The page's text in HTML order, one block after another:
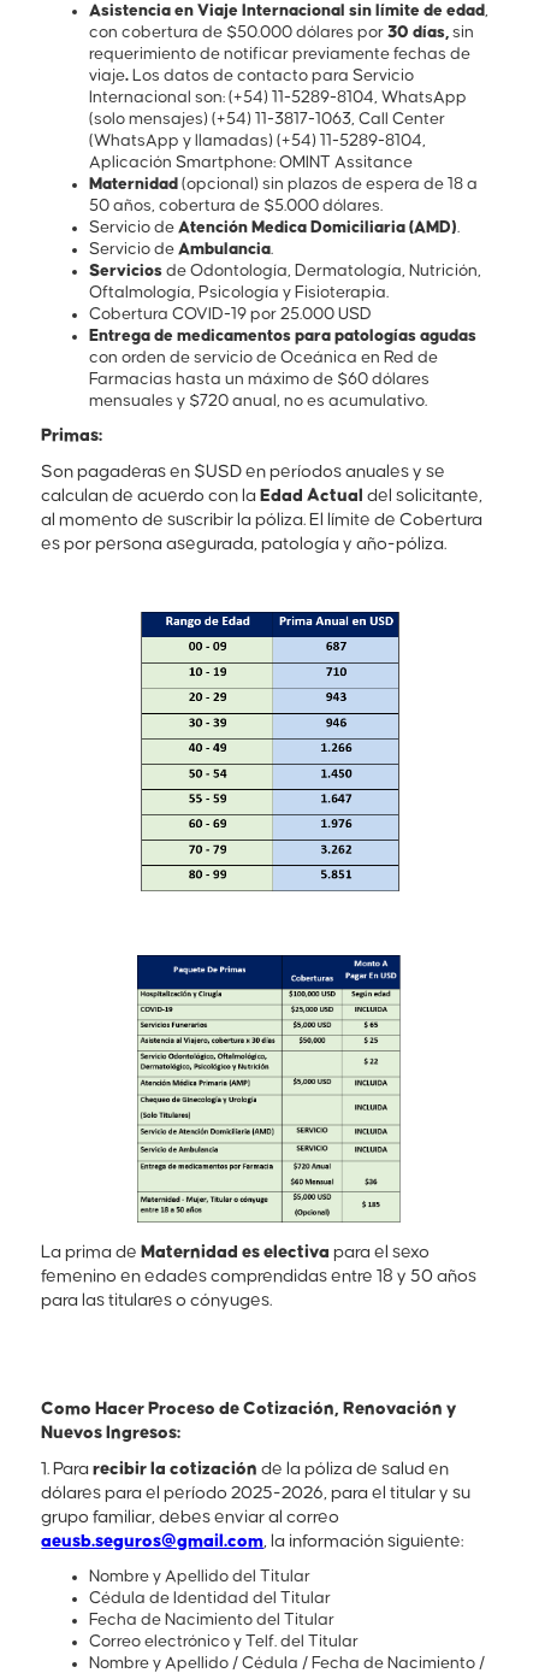
Asistencia en Viaje Internacional sin límite de edad
con cobertura de $50.000 dólares por30 días,sin
requerimiento de notificar previamente fechas de
viaje. Los datos de contacto para Servicio
Internacional son: (+54) 11-5289-8104, WhatsApp
(solo mensajes) (+54) 11-3817-1063, Call Center
(WhatsApp y llamadas) (+54) 11-5289-8104,
Aplicación Smartphone: OMINT Assitance
Maternidad (opcional) sin plazos de espera de 18 a
50 años, cobertura de $5.000 dólares.
Servicio de Atención Medica Domiciliaria (AMD).
Servicio de Ambulancia.
Servicios de Odontología, Dermatología, Nutrición,
Oftalmología, Psicología y Fisioterapia.
Cobertura COVID-19 por 25.000 USD
Entrega de medicamentos para patologías agudas
con orden de servicio de Oceánica en Red de
Farmacias hasta un máximo de $60 dólares
mensuales y $720 anual, no es acumulativo.
Primas:
Son pagaderas en $USD en períodos anuales y se
calculan de acuerdo con laEdad Actual del solicitante,
al momento de suscribir la póliza. El límite de Cobertura
es por persona asegurada, patología y año-póliza.
La prima deMaternidad es electiva para el sexo
femenino en edades comprendidas entre 18 y 50 años
para las titulares o cónyuges.
Como Hacer Proceso de Cotización, Renovación y
Nuevos Ingresos:
1. Pararecibir la cotización de la póliza de salud en
dólares para el período 2025-2026, para el titular y su
grupo familiar, debes enviar al correo
aeusb.seguros@gmail.com , la información siguiente:
Nombre y Apellido del Titular
Cédula de Identidad del Titular
Fecha de Nacimiento del Titular
Correo electrónico y Telf. del Titular
Nombre y Apellido / Cédula / Fecha de Nacimiento /